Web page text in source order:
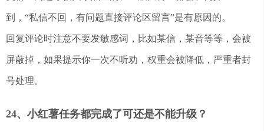
到，“私信不回，有问题直接评论区留言”是有原因的。
回复评论时注意不要发敏感词，比如某信，某音等等，会被
屏蔽掉，如果提示你一次不听劝，权重会被降低，严重者封
号处理。
24、小红薯任务都完成了可还是不能升级？